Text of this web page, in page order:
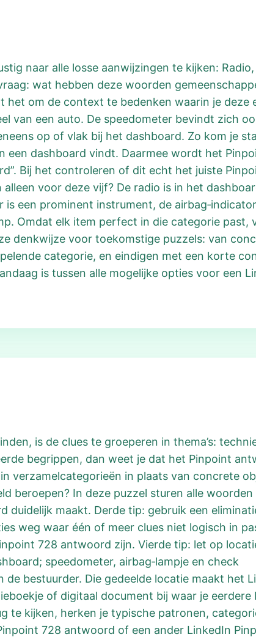
naar alle losse aanwijzingen te kijken:
wat hebben deze woorden
om de context te bedenken waarin je deze
van een auto. De speedometer bevindt zich
op of vlak bij het dashboard. Zo kom je
een dashboard vindt. Daarmee wordt het
Bij het controleren of dit echt het juiste
voor deze vijf? De radio is in het
een prominent instrument, de
Omdat elk item perfect in die categorie past,
denkwijze voor toekomstige puzzels: van
categorie, en eindigen met een korte
is tussen alle mogelijke opties voor een
is de clues te groeperen in thema’s:
begrippen, dan weet je dat het Pinpoint
verzamelcategorieën in plaats van concrete
beroepen? In deze puzzel sturen alle woorden
maakt. Derde tip: gebruik een
weg waar één of meer clues niet logisch in
728 antwoord zijn. Vierde tip: let op
speedometer, airbag‑lampje en check
bestuurder. Die gedeelde locatie maakt het
of digitaal document bij waar je eerdere
te kijken, herken je typische patronen,
728 antwoord of een ander LinkedIn